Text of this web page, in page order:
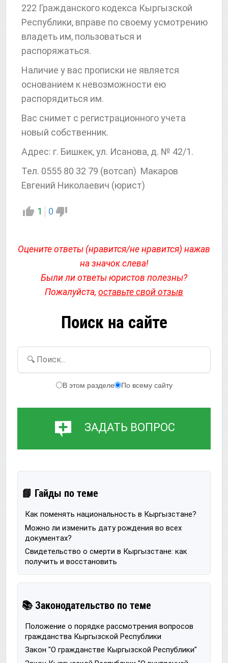
222 Гражданского кодекса Кыргызской
Республики, вправе по своему усмотрению
владеть им, пользоваться и
распоряжаться.
Наличие у вас прописки не является
основанием к невозможности ею
распорядиться им.
Вас снимет с регистрационного учета
новый собственник.
Адрес: г. Бишкек, ул. Исанова, д. № 42/1.
Тел. 0555 80 32 79 (вотсап) Макаров
Евгений Николаевич (юрист)
1 0
Оцените ответы (нравится/не нравится) нажав
на значок слева!
Были ли ответы юристов полезны?
Пожалуйста, оставьте свой отзыв
Поиск на сайте
🔍 Поиск...
В этом разделе По всему сайту
ЗАДАТЬ ВОПРОС
📘 Гайды по теме
Как поменять национальность в Кыргызстане?
Можно ли изменить дату рождения во всех
документах?
Свидетельство о смерти в Кыргызстане: как
получить и восстановить
📚 Законодательство по теме
Положение о порядке рассмотрения вопросов
гражданства Кыргызской Республики
Закон "О гражданстве Кыргызской Республики"